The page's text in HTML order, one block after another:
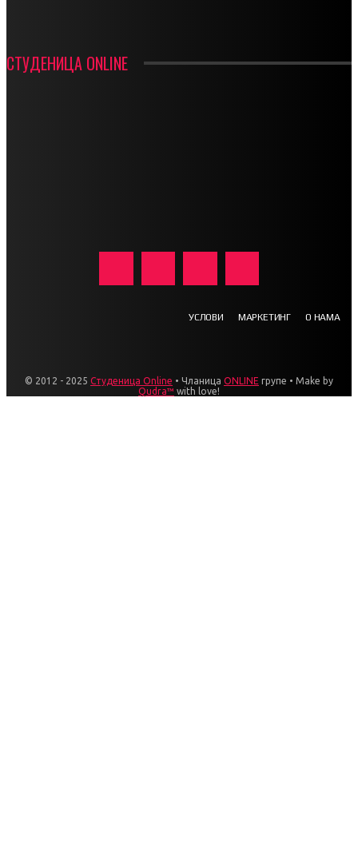
СТУДЕНИЦА ONLINE
УСЛОВИ МАРКЕТИНГ О НАМА
© 2012 - 2025 Студеница Online • Чланица ONLINE групе • Make by
Qudra™ with love!